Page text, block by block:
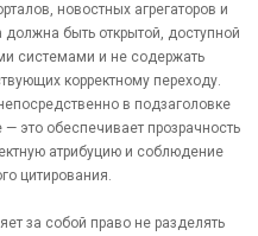
новостных агрегаторов и
должна быть открытой, доступной
системами и не содержать
корректному переходу.
в подзаголовке
это обеспечивает прозрачность
атрибуцию и соблюдение
цитирования.
за собой право не разделять